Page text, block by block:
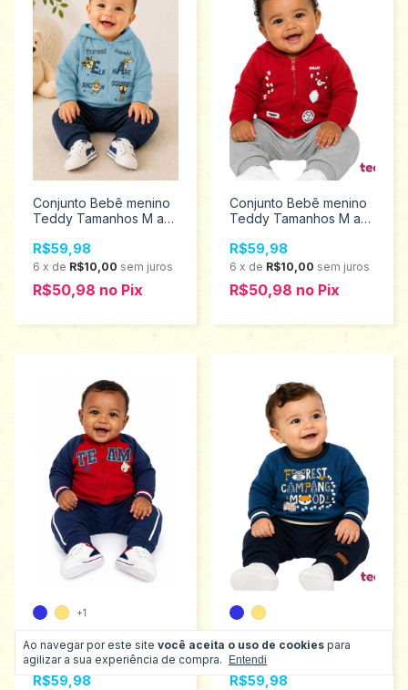
Ao navegar por este site você aceita o uso de cookies para
agilizar a sua experiência de compra.
Entendi
Conjunto Bebê menino
Teddy Tamanhos M ao
R$59,98
6 x de R$10,00 sem juros
R$50,98 no Pix
Conjunto Bebê menino
Teddy Tamanhos M ao
R$59,98
6 x de R$10,00 sem juros
R$50,98 no Pix
Teddy Tamanhos M ao
G 18668
R$59,98
+1
meninoTeddy
Tamanhos M ao G
18663
R$59,98